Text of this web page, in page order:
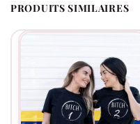
PRODUITS SIMILAIRES